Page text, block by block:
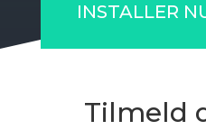
INSTALLER
Tilmeld